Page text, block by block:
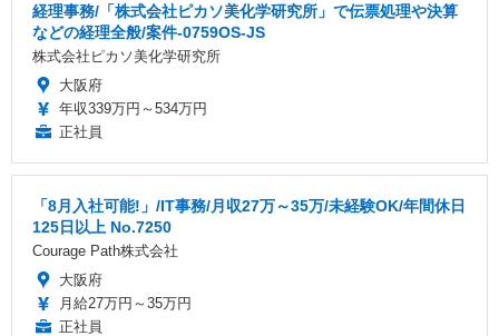
経理事務/「株式会社ピカソ美化学研究所」で伝票処理や決算
などの経理全般/案件-0759OS-JS
株式会社ピカソ美化学研究所
大阪府
年収339万円～534万円
正社員
「8月入社可能!」/IT事務/月収27万～35万/未経験OK/年間休日
125日以上 No.7250
Courage Path株式会社
大阪府
月給27万円～35万円
正社員